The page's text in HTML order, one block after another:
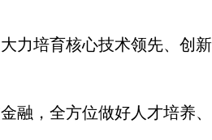
力培育核心技术领先、创新
融，全方位做好人才培养、